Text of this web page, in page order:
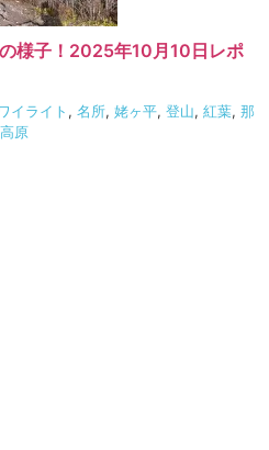
様子！2025年10月10日レポ
イライト , 名所, 姥ヶ平, 登山, 紅葉, 那
原